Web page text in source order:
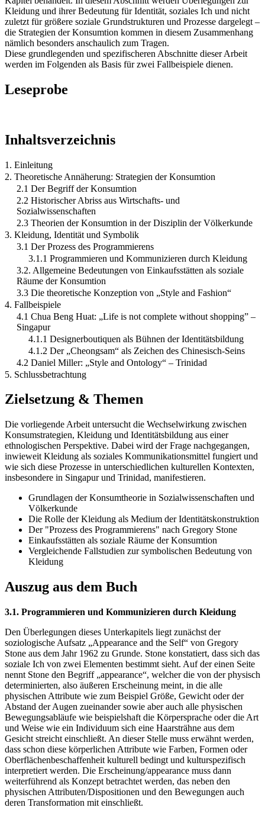
Kleidung und ihrer Bedeutung für Identität, soziales Ich und nicht
zuletzt für größere soziale Grundstrukturen und Prozesse dargelegt –
die Strategien der Konsumtion kommen in diesem Zusammenhang
nämlich besonders anschaulich zum Tragen.
Diese grundlegenden und spezifischeren Abschnitte dieser Arbeit
werden im Folgenden als Basis für zwei Fallbeispiele dienen.
Leseprobe
Inhaltsverzeichnis
1. Einleitung
2. Theoretische Annäherung: Strategien der Konsumtion
2.1 Der Begriff der Konsumtion
2.2 Historischer Abriss aus Wirtschafts- und
Sozialwissenschaften
2.3 Theorien der Konsumtion in der Disziplin der Völkerkunde
3. Kleidung, Identität und Symbolik
3.1 Der Prozess des Programmierens
3.1.1 Programmieren und Kommunizieren durch Kleidung
3.2. Allgemeine Bedeutungen von Einkaufsstätten als soziale
Räume der Konsumtion
3.3 Die theoretische Konzeption von „Style and Fashion“
4. Fallbeispiele
4.1 Chua Beng Huat: „Life is not complete without shopping” –
Singapur
4.1.1 Designerboutiquen als Bühnen der Identitätsbildung
4.1.2 Der „Cheongsam“ als Zeichen des Chinesisch-Seins
4.2 Daniel Miller: „Style and Ontology“ – Trinidad
5. Schlussbetrachtung
Zielsetzung & Themen
Die vorliegende Arbeit untersucht die Wechselwirkung zwischen
Konsumstrategien, Kleidung und Identitätsbildung aus einer
ethnologischen Perspektive. Dabei wird der Frage nachgegangen,
inwieweit Kleidung als soziales Kommunikationsmittel fungiert und
wie sich diese Prozesse in unterschiedlichen kulturellen Kontexten,
insbesondere in Singapur und Trinidad, manifestieren.
Grundlagen der Konsumtheorie in Sozialwissenschaften und
Völkerkunde
Die Rolle der Kleidung als Medium der Identitätskonstruktion
Der "Prozess des Programmierens" nach Gregory Stone
Einkaufsstätten als soziale Räume der Konsumtion
Vergleichende Fallstudien zur symbolischen Bedeutung von
Kleidung
Auszug aus dem Buch
3.1. Programmieren und Kommunizieren durch Kleidung
Den Überlegungen dieses Unterkapitels liegt zunächst der
soziologische Aufsatz „Appearance and the Self“ von Gregory
Stone aus dem Jahr 1962 zu Grunde. Stone konstatiert, dass sich das
soziale Ich von zwei Elementen bestimmt sieht. Auf der einen Seite
nennt Stone den Begriff „appearance“, welcher die von der physisch
determinierten, also äußeren Erscheinung meint, in die alle
physischen Attribute wie zum Beispiel Größe, Gewicht oder der
Abstand der Augen zueinander sowie aber auch alle physischen
Bewegungsabläufe wie beispielshaft die Körpersprache oder die Art
und Weise wie ein Individuum sich eine Haarsträhne aus dem
Gesicht streicht einschließt. An dieser Stelle muss erwähnt werden,
dass schon diese körperlichen Attribute wie Farben, Formen oder
Oberflächenbeschaffenheit kulturell bedingt und kulturspezifisch
interpretiert werden. Die Erscheinung/appearance muss dann
weiterführend als Konzept betrachtet werden, das neben den
physischen Attributen/Dispositionen und den Bewegungen auch
deren Transformation mit einschließt.